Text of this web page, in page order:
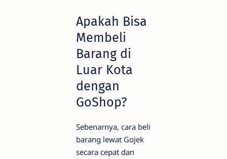
Apakah Bisa
Membeli
Barang di
Luar Kota
dengan
GoShop?
Sebenarnya, cara beli
barang lewat Gojek
secara cepat dan